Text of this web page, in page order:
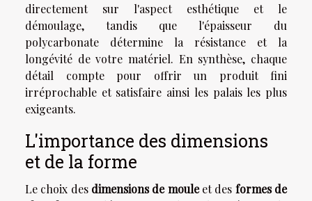
directement sur l'aspect esthétique et le
démoulage, tandis que l'épaisseur du
polycarbonate détermine la résistance et la
longévité de votre matériel. En synthèse, chaque
détail compte pour offrir un produit fini
irréprochable et satisfaire ainsi les palais les plus
exigeants.
L'importance des dimensions
et de la forme
Le choix des dimensions de mouleet des formes de